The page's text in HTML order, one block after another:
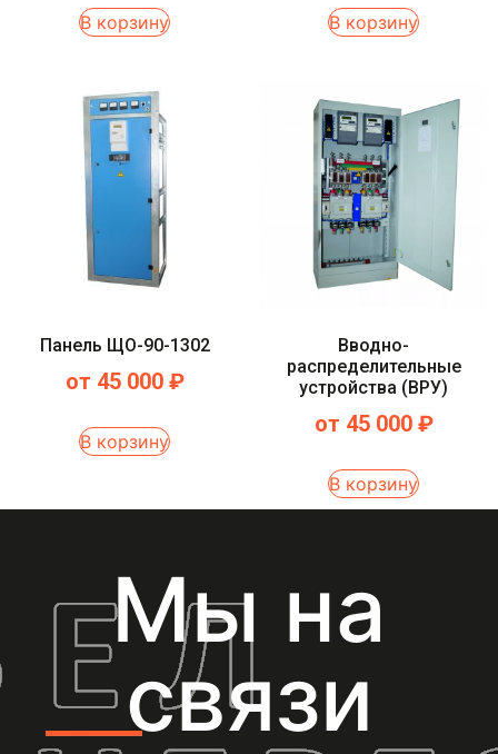
В корзину В корзину
Панель ЩО-90-1302
от 45 000 ₽
В корзину
Вводно-
распределительные
устройства (ВРУ)
от 45 000 ₽
В корзину
Мы на
связи